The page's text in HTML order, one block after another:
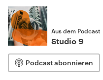
Aus dem Podcast
Studio 9
Podcast abonnieren